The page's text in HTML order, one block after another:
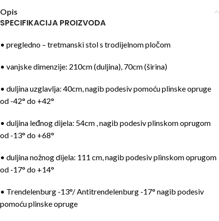
Opis
SPECIFIKACIJA PROIZVODA
• pregledno – tretmanski stol s trodijelnom pločom
• vanjske dimenzije: 210cm (duljina), 70cm (širina)
• duljina uzglavlja: 40cm, nagib podesiv pomoću plinske opruge
od -42° do +42°
• duljina leđnog dijela: 54cm , nagib podesiv plinskom oprugom
od -13° do +68°
• duljina nožnog dijela: 111 cm, nagib podesiv plinskom oprugom
od -17° do +14°
• Trendelenburg -13°/ Antitrendelenburg -17° nagib podesiv
pomoću plinske opruge